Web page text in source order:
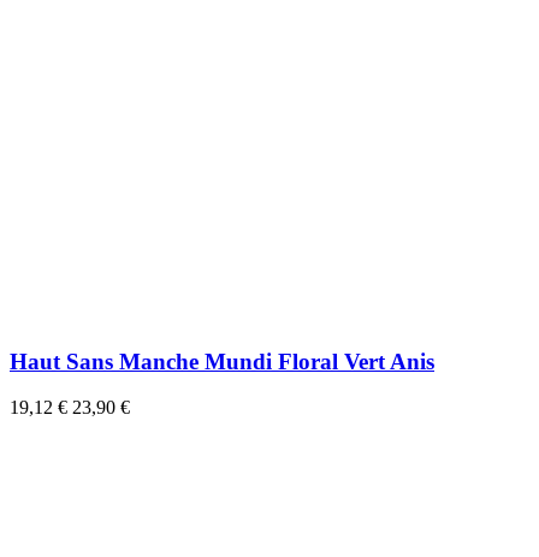
Haut Sans Manche Mundi Floral Vert Anis
19,12 € 23,90 €